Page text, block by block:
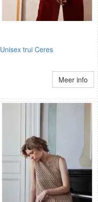
Unisex trui Ceres
Meer info